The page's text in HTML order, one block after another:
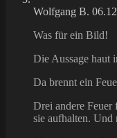
Wolfgang B.
Was für ein Bild!
Die Aussage haut
Da brennt ein
Drei andere Feuer
sie aufhalten. Und